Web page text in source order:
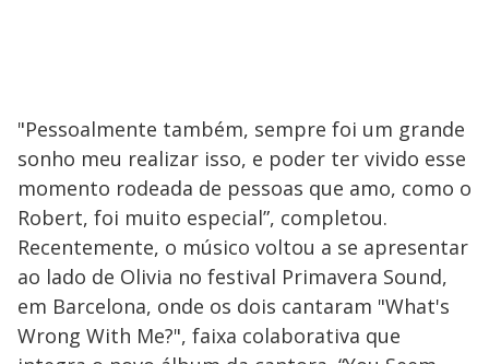
"Pessoalmente também, sempre foi um grande
sonho meu realizar isso, e poder ter vivido esse
momento rodeada de pessoas que amo, como o
Robert, foi muito especial”, completou.
Recentemente, o músico voltou a se apresentar
ao lado de Olivia no festival Primavera Sound,
em Barcelona, onde os dois cantaram "What's
Wrong With Me?", faixa colaborativa que